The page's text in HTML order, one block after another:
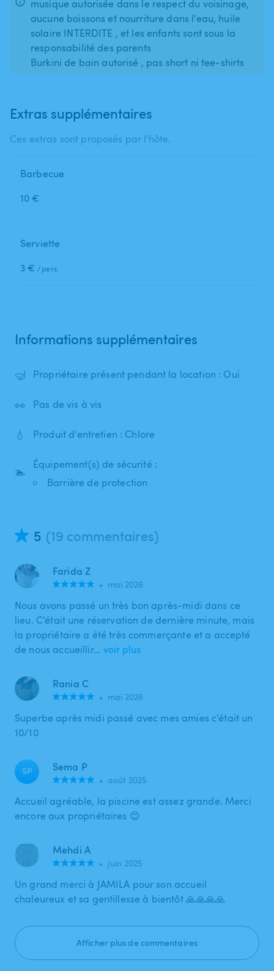
musique autorisée dans le respect du voisinage,
aucune boissons et nourriture dans l'eau, huile
solaire INTERDITE , et les enfants sont sous la
responsabilité des parents
Burkini de bain autorisé , pas short ni tee-shirts
Extras supplémentaires
Ces extras sont proposés par l'hôte.
Barbecue
10 €
Serviette
3 € /pers.
Informations supplémentaires
🤿 Propriétaire présent pendant la location : Oui
👀 Pas de vis à vis
💧 Produit d'entretien : Chlore
🏊
Équipement(s) de sécurité :
Barrière de protection
5 (19 commentaires)
Farida Z
• mai 2026
Nous avons passé un très bon après-midi dans ce
lieu. C’était une réservation de dernière minute, mais
la propriétaire a été très commerçante et a accepté
de nous accueillir… voir plus
Rania C
• mai 2026
Superbe après midi passé avec mes amies c’était un
10/10
SP Sema P
• août 2025
Accueil agréable, la piscine est assez grande. Merci
encore aux propriétaires 😊
Mehdi A
• juin 2025
Un grand merci à JAMILA pour son accueil
chaleureux et sa gentillesse à bientôt 🙏🙏🙏🙏
Afficher plus de commentaires